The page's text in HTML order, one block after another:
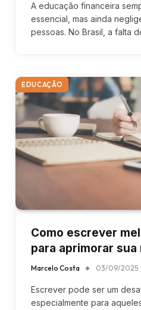
A educação financeira
essencial, mas ainda
pessoas. No Brasil, a falta
EDUCAÇÃO
Como escrever
para aprimorar sua
Marcelo Costa 03/09/2025
Escrever pode ser um
especialmente para